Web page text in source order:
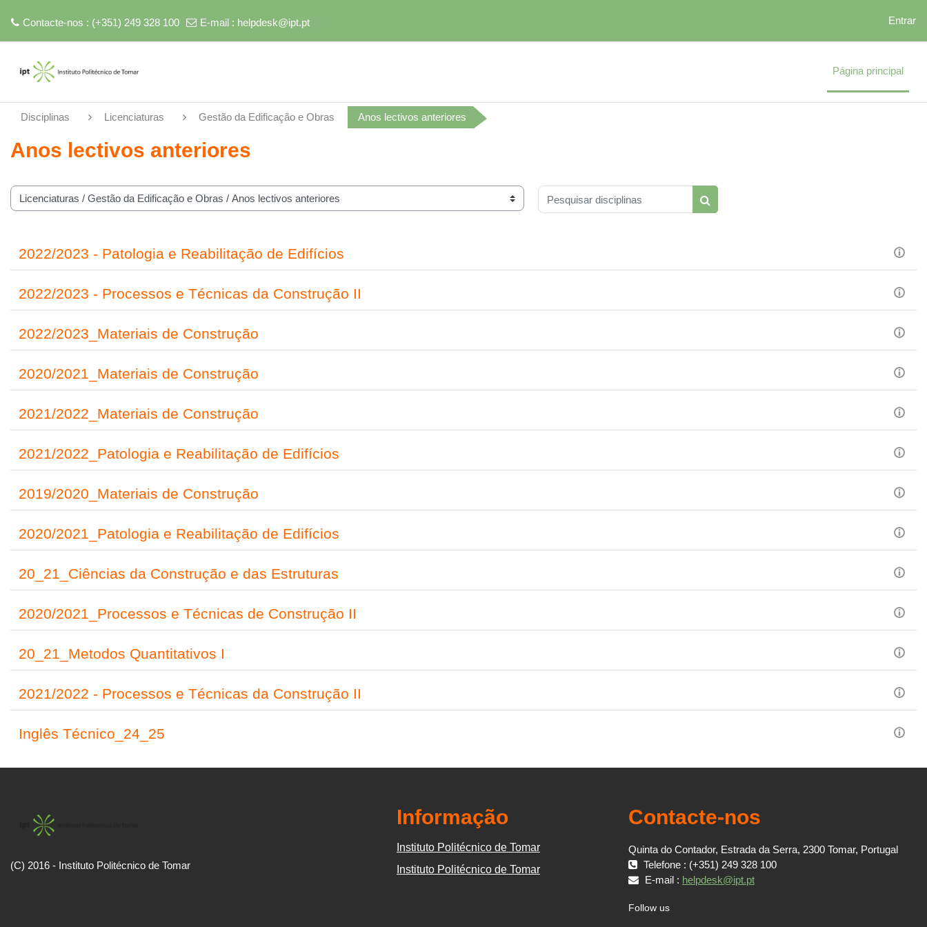
Contacte-nos : (+351) 249 328 100 E-mail : helpdesk@ipt.pt Entrar
Página principal
Disciplinas Licenciaturas Gestão da Edificação e Obras Anos lectivos anteriores
Anos lectivos anteriores
de disciplinas
Pesquisar disciplinas
Pesquisar disciplinas
2022/2023 - Patologia e Reabilitação de Edifícios
2022/2023 - Processos e Técnicas da Construção II
2022/2023_Materiais de Construção
2020/2021_Materiais de Construção
2021/2022_Materiais de Construção
2021/2022_Patologia e Reabilitação de Edifícios
2019/2020_Materiais de Construção
2020/2021_Patologia e Reabilitação de Edifícios
20_21_Ciências da Construção e das Estruturas
2020/2021_Processos e Técnicas de Construção II
20_21_Metodos Quantitativos I
2021/2022 - Processos e Técnicas da Construção II
Inglês Técnico_24_25
(C) 2016 - Instituto Politécnico de Tomar
Informação
Instituto Politécnico de Tomar
Instituto Politécnico de Tomar
Contacte-nos
Quinta do Contador, Estrada da Serra, 2300 Tomar, Portugal
Telefone : (+351) 249 328 100
E-mail : helpdesk@ipt.pt
Follow us